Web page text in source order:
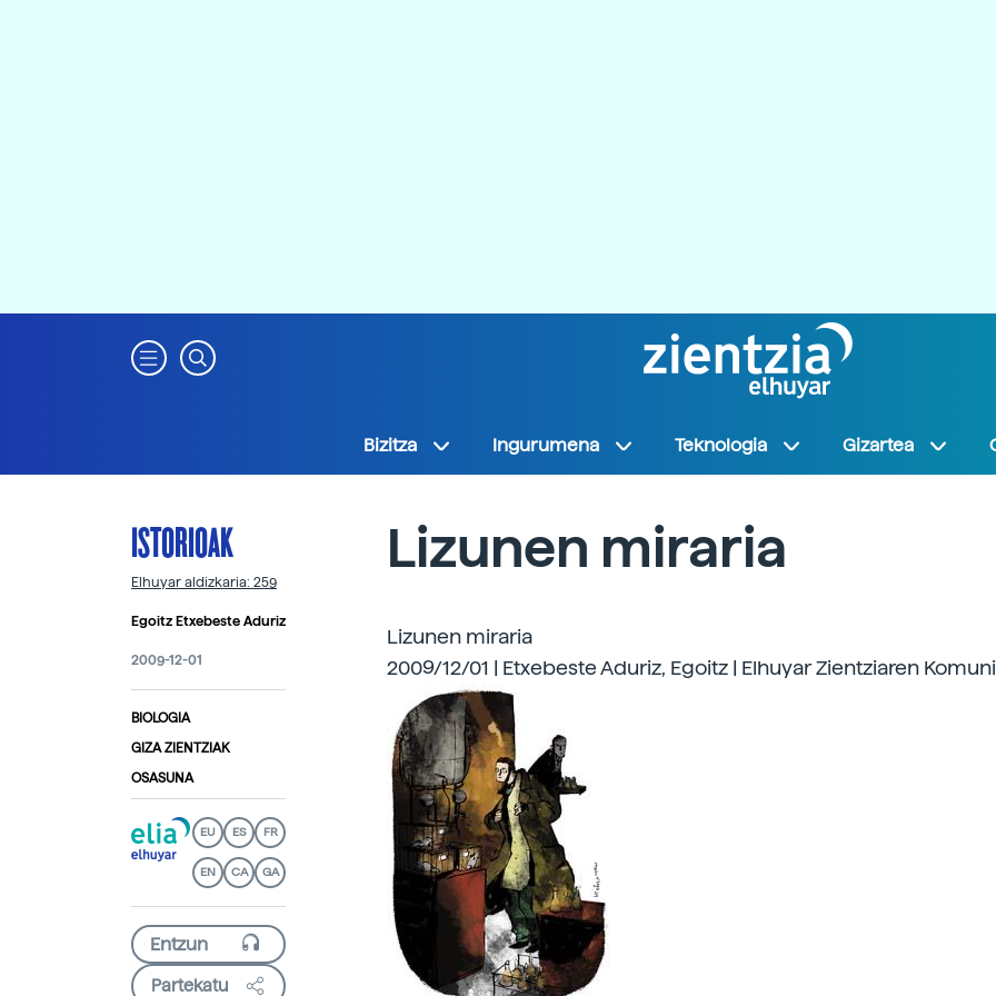
Bizitza Ingurumena Teknologia Gizartea
ISTORIOAK
Elhuyar aldizkaria: 259
Egoitz Etxebeste Aduriz
2009-12-01
BIOLOGIA
GIZA ZIENTZIAK
OSASUNA
EU ES FR
EN CA GA
Partekatu
Lizunen miraria
Lizunen miraria
2009/12/01 | Etxebeste Aduriz, Egoitz | Elhuyar Zientziaren